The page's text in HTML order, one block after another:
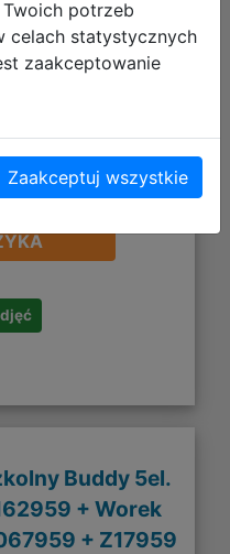
zł
Buddy 5el.
+ Worek
+ Z17959
potrzeb
celach statystycznych
zaakceptowanie
Zaakceptuj wszystkie